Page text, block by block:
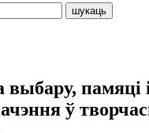
памяці
ў